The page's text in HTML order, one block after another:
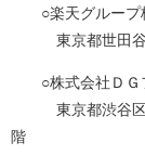
○楽天グループ
東京都世田
○株式会社ＤＧ
東京都渋谷
階